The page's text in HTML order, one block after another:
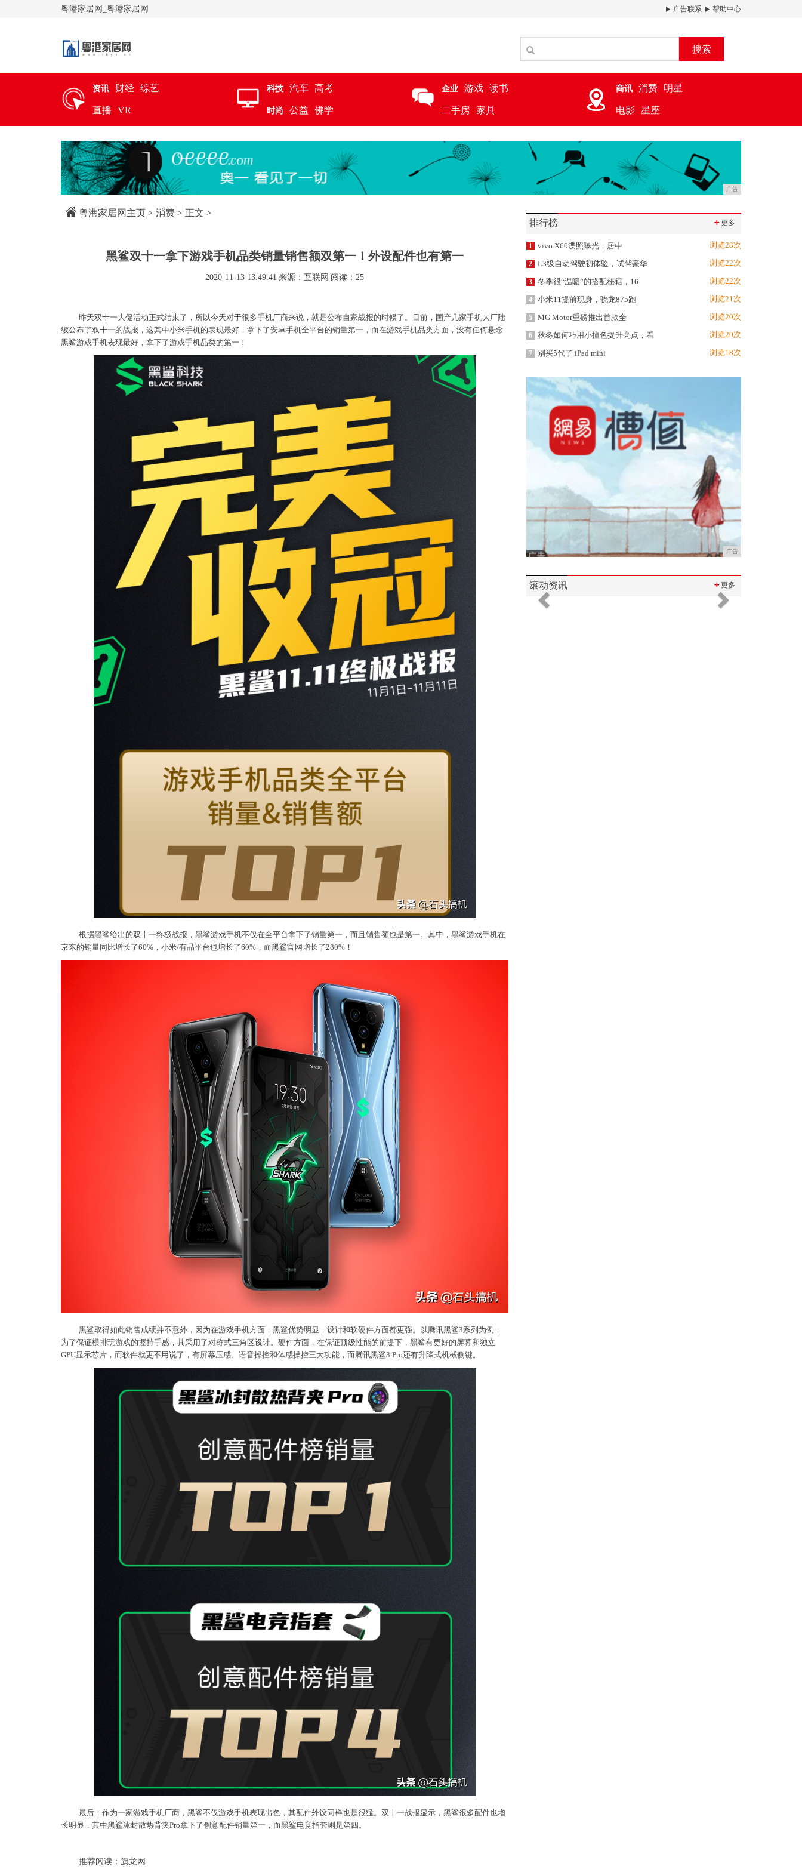
粤港家居网_粤港家居网 广告联系 帮助中心
搜索
资讯 财经 综艺
直播 VR
科技 汽车 高考
时尚 公益 佛学
企业 游戏 读书
二手房 家具
商讯 消费 明星
电影 星座
广告
粤港家居网主页 > 消费 > 正文 >
黑鲨双十一拿下游戏手机品类销量销售额双第一！外设配件也有第一
2020-11-13 13:49:41 来源：互联网 阅读：25
昨天双十一大促活动正式结束了，所以今天对于很多手机厂商来说，就是公布自家战报的时候了。目前，国产几家手机大厂陆
续公布了双十一的战报，这其中小米手机的表现最好，拿下了安卓手机全平台的销量第一，而在游戏手机品类方面，没有任何悬念
黑鲨游戏手机表现最好，拿下了游戏手机品类的第一！
根据黑鲨给出的双十一终极战报，黑鲨游戏手机不仅在全平台拿下了销量第一，而且销售额也是第一。其中，黑鲨游戏手机在
京东的销量同比增长了60%，小米/有品平台也增长了60%，而黑鲨官网增长了280%！
黑鲨取得如此销售成绩并不意外，因为在游戏手机方面，黑鲨优势明显，设计和软硬件方面都更强。以腾讯黑鲨3系列为例，
为了保证横排玩游戏的握持手感，其采用了对称式三角区设计。硬件方面，在保证顶级性能的前提下，黑鲨有更好的屏幕和独立
GPU显示芯片，而软件就更不用说了，有屏幕压感、语音操控和体感操控三大功能，而腾讯黑鲨3 Pro还有升降式机械侧键。
最后：作为一家游戏手机厂商，黑鲨不仅游戏手机表现出色，其配件外设同样也是很猛。双十一战报显示，黑鲨很多配件也增
长明显，其中黑鲨冰封散热背夹Pro拿下了创意配件销量第一，而黑鲨电竞指套则是第四。
推荐阅读： 旗龙网
排行榜 ＋更多
1 vivo X60谍照曝光，居中 浏览28次
2 L3级自动驾驶初体验，试驾豪华 浏览22次
3 冬季很“温暖”的搭配秘籍，16 浏览22次
4 小米11提前现身，骁龙875跑 浏览21次
5 MG Motor重磅推出首款全 浏览20次
6 秋冬如何巧用小撞色提升亮点，看 浏览20次
7 别买5代了 iPad mini 浏览18次
广告
滚动资讯 ＋更多
Previous Next